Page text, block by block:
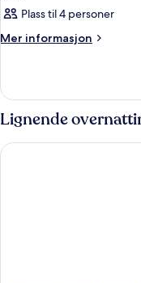
Plass til 4 personer
Mer informasjon
Mer
Lignende
Margaritaville Resort